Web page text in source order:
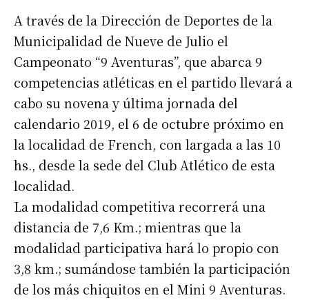
A través de la Dirección de Deportes de la
Municipalidad de Nueve de Julio el
Campeonato “9 Aventuras”, que abarca 9
competencias atléticas en el partido llevará a
cabo su novena y última jornada del
calendario 2019, el 6 de octubre próximo en
la localidad de French, con largada a las 10
hs., desde la sede del Club Atlético de esta
localidad.
La modalidad competitiva recorrerá una
distancia de 7,6 Km.; mientras que la
modalidad participativa hará lo propio con
3,8 km.; sumándose también la participación
de los más chiquitos en el Mini 9 Aventuras.